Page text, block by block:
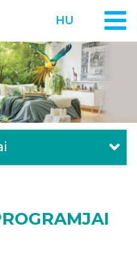
HU